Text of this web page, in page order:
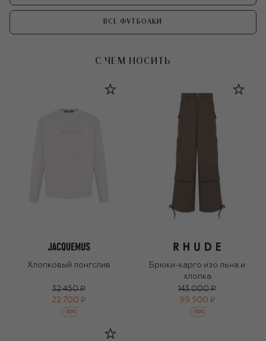
ВСЕ ФУТБОЛКИ
С ЧЕМ НОСИТЬ
Хлопковый лонгслив
32 450 ₽
22 700 ₽
-30%
Брюки-карго изо льна и
хлопка
143 000 ₽
99 500 ₽
-30%